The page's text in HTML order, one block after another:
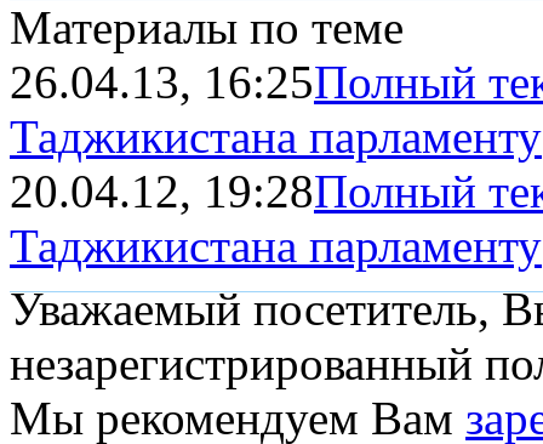
Материалы по теме
26.04.13, 16:25Полный
Таджикистана парламенту
20.04.12, 19:28Полный
Таджикистана парламенту
Уважаемый посетитель,
незарегистрированный
Мы рекомендуем Вам